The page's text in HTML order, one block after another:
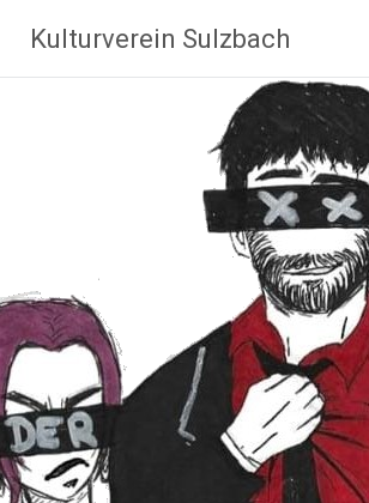
Inhalt
springen
Kulturverein Sulzbach